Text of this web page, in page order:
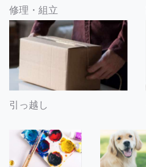
修理・組立
引っ越し